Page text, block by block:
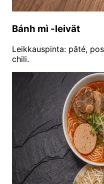
Bánh mì -leivät
Leikkauspinta: pâté,
chili.